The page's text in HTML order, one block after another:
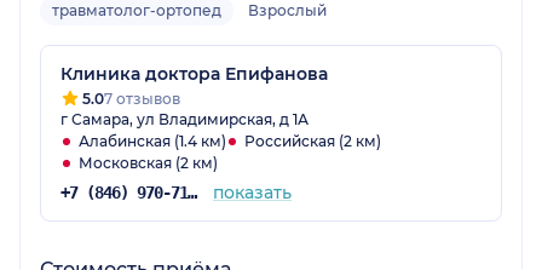
травматолог-ортопед Взрослый
Клиника доктора Епифанова
5.07 отзывов
г Самара, ул Владимирская, д 1А
Алабинская (1.4 км)
Российская (2 км)
Московская (2 км)
+7 (846) 970-71-95 показать